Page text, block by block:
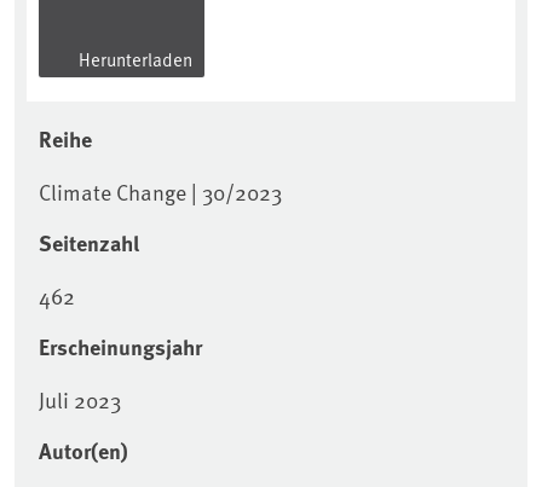
Herunterladen
Reihe
Climate Change | 30/2023
Seitenzahl
462
Erscheinungsjahr
Juli 2023
Autor(en)